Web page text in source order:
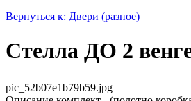
Вернуться к: Двери (разное)
Стелла ДО 2
pic_52b07e1b79b59.jpg